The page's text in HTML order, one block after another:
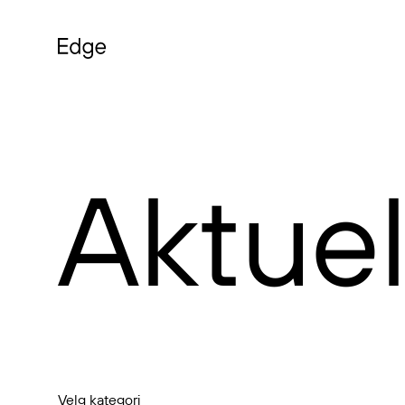
Velg kategori